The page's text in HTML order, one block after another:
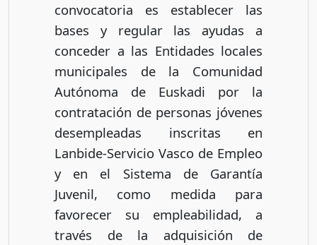
convocatoria es establecer las
bases y regular las ayudas a
conceder a las Entidades locales
municipales de la Comunidad
Autónoma de Euskadi por la
contratación de personas jóvenes
desempleadas inscritas en
Lanbide-Servicio Vasco de Empleo
y en el Sistema de Garantía
Juvenil, como medida para
favorecer su empleabilidad, a
través de la adquisición de